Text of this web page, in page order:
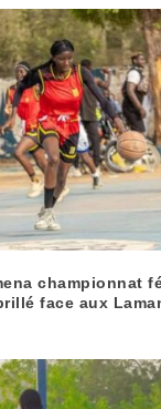
championnat
face aux